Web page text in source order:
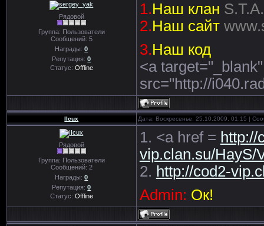
Рядовой
Группа: Пользователи
Сообщений: 5
Награды:0
Репутация:0
Статус: Offline
1.Наш клан
2.Наш сайт
3.Наш код
<a
src="http://
IIcux Дата: Воскресенье, 25.10.2009, 01:15 |
Рядовой
Группа: Пользователи
Сообщений: 2
Награды:0
Репутация:0
Статус: Offline
1. <a href = http://
vip.clan.su/HayS/
2. http://cod2-
Admin: Ок!